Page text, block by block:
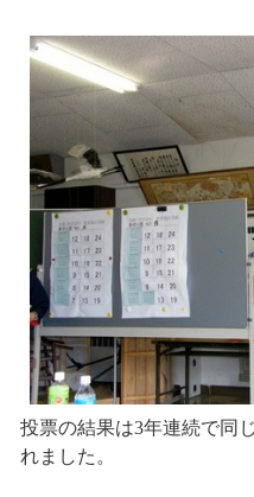
投票の結果は3年連続で同
れました。